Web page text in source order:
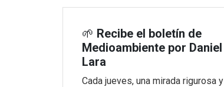
🌱 Recibe el boletín de
Medioambiente por Daniel
Lara
Cada jueves, una mirada rigurosa y